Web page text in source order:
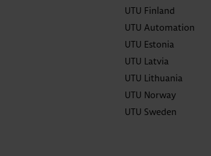
UTU Finland
UTU Automation
UTU Estonia
UTU Latvia
UTU Lithuania
UTU Norway
UTU Sweden